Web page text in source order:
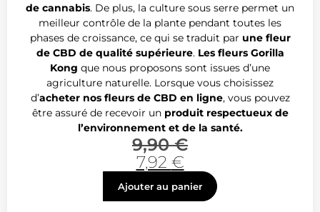
de cannabis. De plus, la culture sous serre permet un
meilleur contrôle de la plante pendant toutes les
phases de croissance, ce qui se traduit par une fleur
de CBD de qualité supérieure. Les fleurs Gorilla
Kong que nous proposons sont issues d’une
agriculture naturelle. Lorsque vous choisissez
d’acheter nos fleurs de CBD en ligne, vous pouvez
être assuré de recevoir un produit respectueux de
l’environnement et de la santé.
9,90€
7,92 €
Ajouter au panier